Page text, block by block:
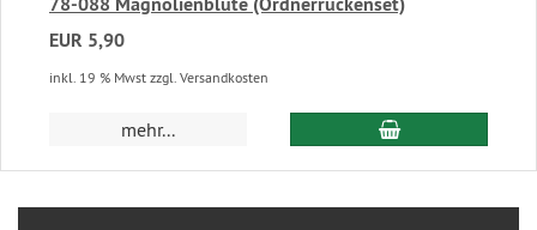
EUR 5,90
inkl. 19 % Mwst zzgl. Versandkosten
mehr... In den